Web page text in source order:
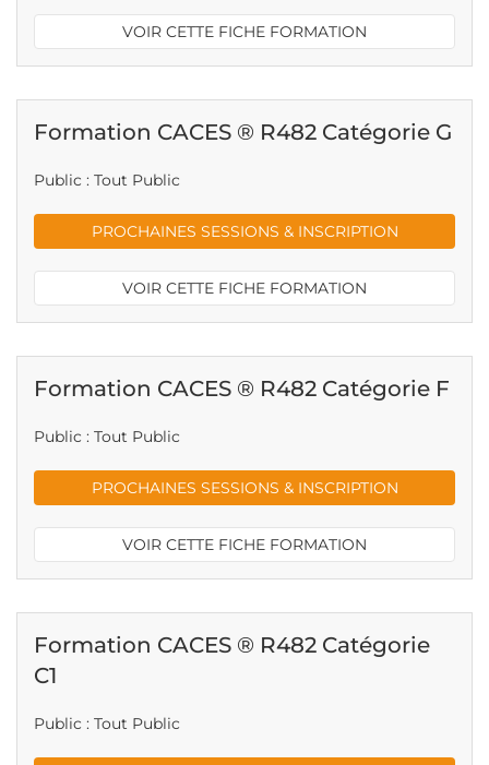
VOIR CETTE FICHE FORMATION
Formation CACES ® R482 Catégorie G
Public : Tout Public
PROCHAINES SESSIONS & INSCRIPTION
VOIR CETTE FICHE FORMATION
Formation CACES ® R482 Catégorie F
Public : Tout Public
PROCHAINES SESSIONS & INSCRIPTION
VOIR CETTE FICHE FORMATION
Formation CACES ® R482 Catégorie
C1
Public : Tout Public